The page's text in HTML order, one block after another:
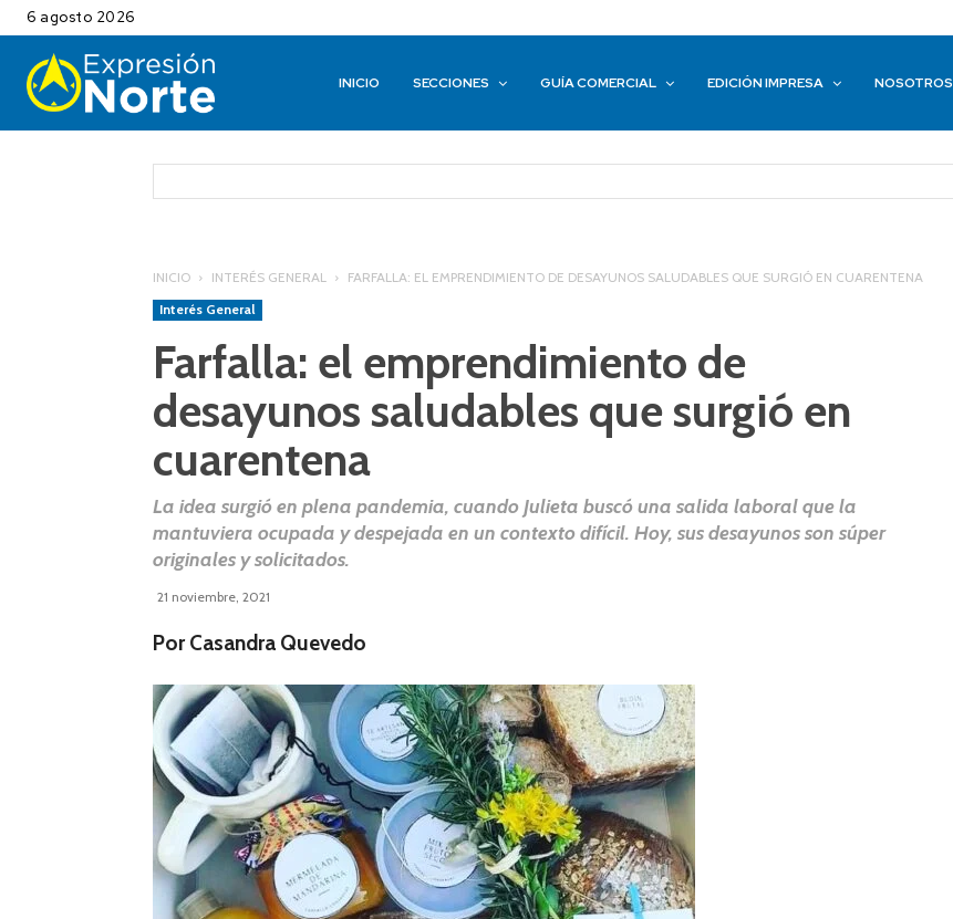
6 agosto 2026
INICIO SECCIONES GUÍA COMERCIAL EDICIÓN IMPRESA NOSOTROS
INICIO INTERÉS GENERAL
FARFALLA: EL EMPRENDIMIENTO DE DESAYUNOS SALUDABLES QUE SURGIÓ EN CUARENTENA
Interés General
Farfalla: el emprendimiento de
desayunos saludables que surgió en
cuarentena
La idea surgió en plena pandemia, cuando Julieta buscó una salida laboral que la
mantuviera ocupada y despejada en un contexto difícil. Hoy, sus desayunos son súper
originales y solicitados.
21 noviembre, 2021
Por Casandra Quevedo